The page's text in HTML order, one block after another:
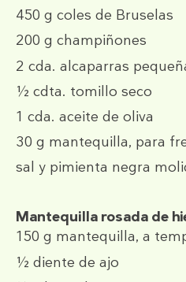
450 g coles de Bruselas
200 g champiñones
2 cda. alcaparras
½ cdta. tomillo seco
1 cda. aceite de oliva
30 g mantequilla, para
sal y pimienta negra
Mantequilla rosada de
150 g mantequilla, a
½ diente de ajo